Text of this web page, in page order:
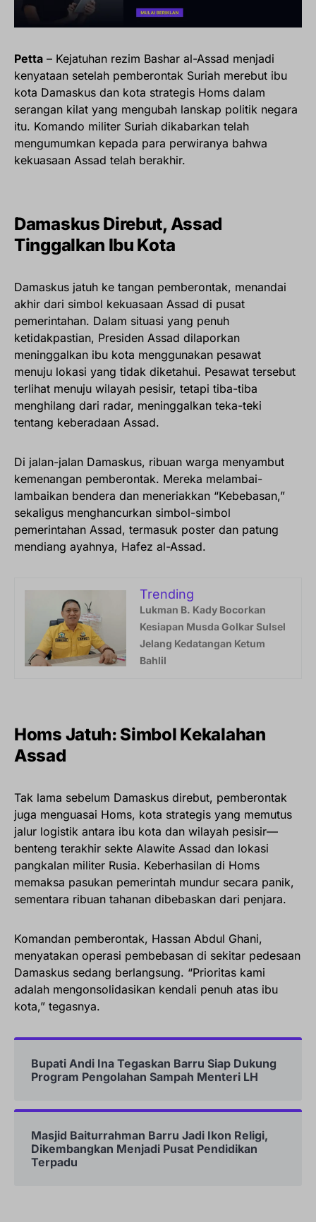
Petta – Kejatuhan rezim Bashar al-Assad menjadi
kenyataan setelah pemberontak Suriah merebut ibu
kota Damaskus dan kota strategis Homs dalam
serangan kilat yang mengubah lanskap politik negara
itu. Komando militer Suriah dikabarkan telah
mengumumkan kepada para perwiranya bahwa
kekuasaan Assad telah berakhir.
Damaskus Direbut, Assad
Tinggalkan Ibu Kota
Damaskus jatuh ke tangan pemberontak, menandai
akhir dari simbol kekuasaan Assad di pusat
pemerintahan. Dalam situasi yang penuh
ketidakpastian, Presiden Assad dilaporkan
meninggalkan ibu kota menggunakan pesawat
menuju lokasi yang tidak diketahui. Pesawat tersebut
terlihat menuju wilayah pesisir, tetapi tiba-tiba
menghilang dari radar, meninggalkan teka-teki
tentang keberadaan Assad.
Di jalan-jalan Damaskus, ribuan warga menyambut
kemenangan pemberontak. Mereka melambai-
lambaikan bendera dan meneriakkan “Kebebasan,”
sekaligus menghancurkan simbol-simbol
pemerintahan Assad, termasuk poster dan patung
mendiang ayahnya, Hafez al-Assad.
Trending
Lukman B. Kady Bocorkan
Kesiapan Musda Golkar Sulsel
Jelang Kedatangan Ketum
Bahlil
Homs Jatuh: Simbol Kekalahan
Assad
Tak lama sebelum Damaskus direbut, pemberontak
juga menguasai Homs, kota strategis yang memutus
jalur logistik antara ibu kota dan wilayah pesisir—
benteng terakhir sekte Alawite Assad dan lokasi
pangkalan militer Rusia. Keberhasilan di Homs
memaksa pasukan pemerintah mundur secara panik,
sementara ribuan tahanan dibebaskan dari penjara.
Komandan pemberontak, Hassan Abdul Ghani,
menyatakan operasi pembebasan di sekitar pedesaan
Damaskus sedang berlangsung. “Prioritas kami
adalah mengonsolidasikan kendali penuh atas ibu
kota,” tegasnya.
Bupati Andi Ina Tegaskan Barru Siap Dukung
Program Pengolahan Sampah Menteri LH
Masjid Baiturrahman Barru Jadi Ikon Religi,
Dikembangkan Menjadi Pusat Pendidikan
Terpadu